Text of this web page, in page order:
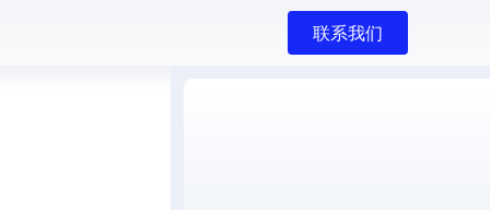
联系我们